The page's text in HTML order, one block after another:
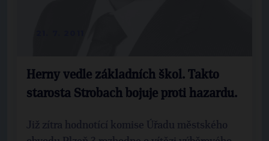
Herny vedle základních škol. Takto
starosta Strobach bojuje proti hazardu.
Již zítra hodnotící komise Úřadu městského